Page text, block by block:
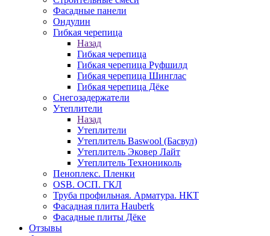
Фасадные панели
Ондулин
Гибкая черепица
Назад
Гибкая черепица
Гибкая черепица Руфшилд
Гибкая черепица Шинглас
Гибкая черепица Дёке
Снегозадержатели
Утеплители
Назад
Утеплители
Утеплитель Baswool (Басвул)
Утеплитель Эковер Лайт
Утеплитель Технониколь
Пеноплекс. Пленки
OSB. ОСП. ГКЛ
Труба профильная. Арматура. НКТ
Фасадная плита Hauberk
Фасадные плиты Дёке
Отзывы